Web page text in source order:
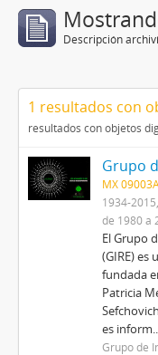
Descripción
1 resultados con
resultados con objetos
MX
1934-
de 1980 a
El Grupo
(GIRE) es
fundada
Patricia
es
Grupo de